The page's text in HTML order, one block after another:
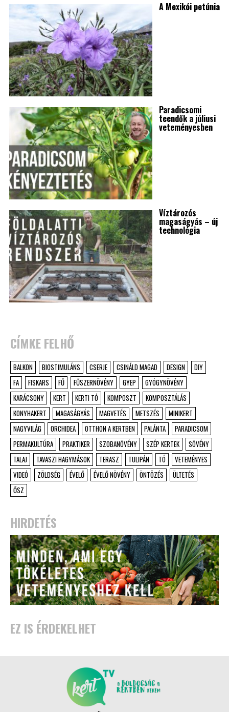
A Mexikói petúnia
Paradicsomi
teendők a júliusi
veteményesben
Víztározós
magaságyás – új
technológia
CÍMKE FELHŐ
BALKON BIOSTIMULÁNS CSERJE CSINÁLD MAGAD DESIGN
DIY
FA
FISKARS FŰ FŰSZERNÖVÉNY GYEP
GYÓGYNÖVÉNY
KARÁCSONY
KERT KERTI TÓ KOMPOSZT
KOMPOSZTÁLÁS
KONYHAKERT
MAGASÁGYÁS MAGVETÉS METSZÉS
MINIKERT
NAGYVILÁG
ORCHIDEA OTTHON A KERTBEN PALÁNTA
PARADICSOM
PERMAKULTÚRA
PRAKTIKER SZOBANÖVÉNY SZÉP KERTEK
SÖVÉNY
TALAJ
TAVASZI HAGYMÁSOK TERASZ TULIPÁN TÓ
VETEMÉNYES
VIDEÓ
ZÖLDSÉG ÉVELŐ ÉVELŐ NÖVÉNY ÖNTÖZÉS
ÜLTETÉS
ŐSZ
HIRDETÉS
EZ IS ÉRDEKELHET